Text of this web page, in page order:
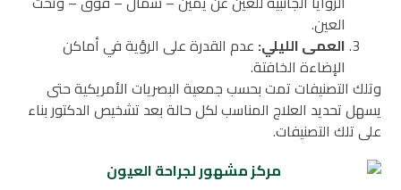
العين.
العمى الليلي: عدم القدرة على الرؤية في أماكن
الإضاءة الخافتة.
وتلك التصنيفات تمت بحسب جمعية البصريات الأمريكية حتى
يسهل تحديد العلاج المناسب لكل حالة بعد تشخيص الدكتور بناء
على تلك التصنيفات.